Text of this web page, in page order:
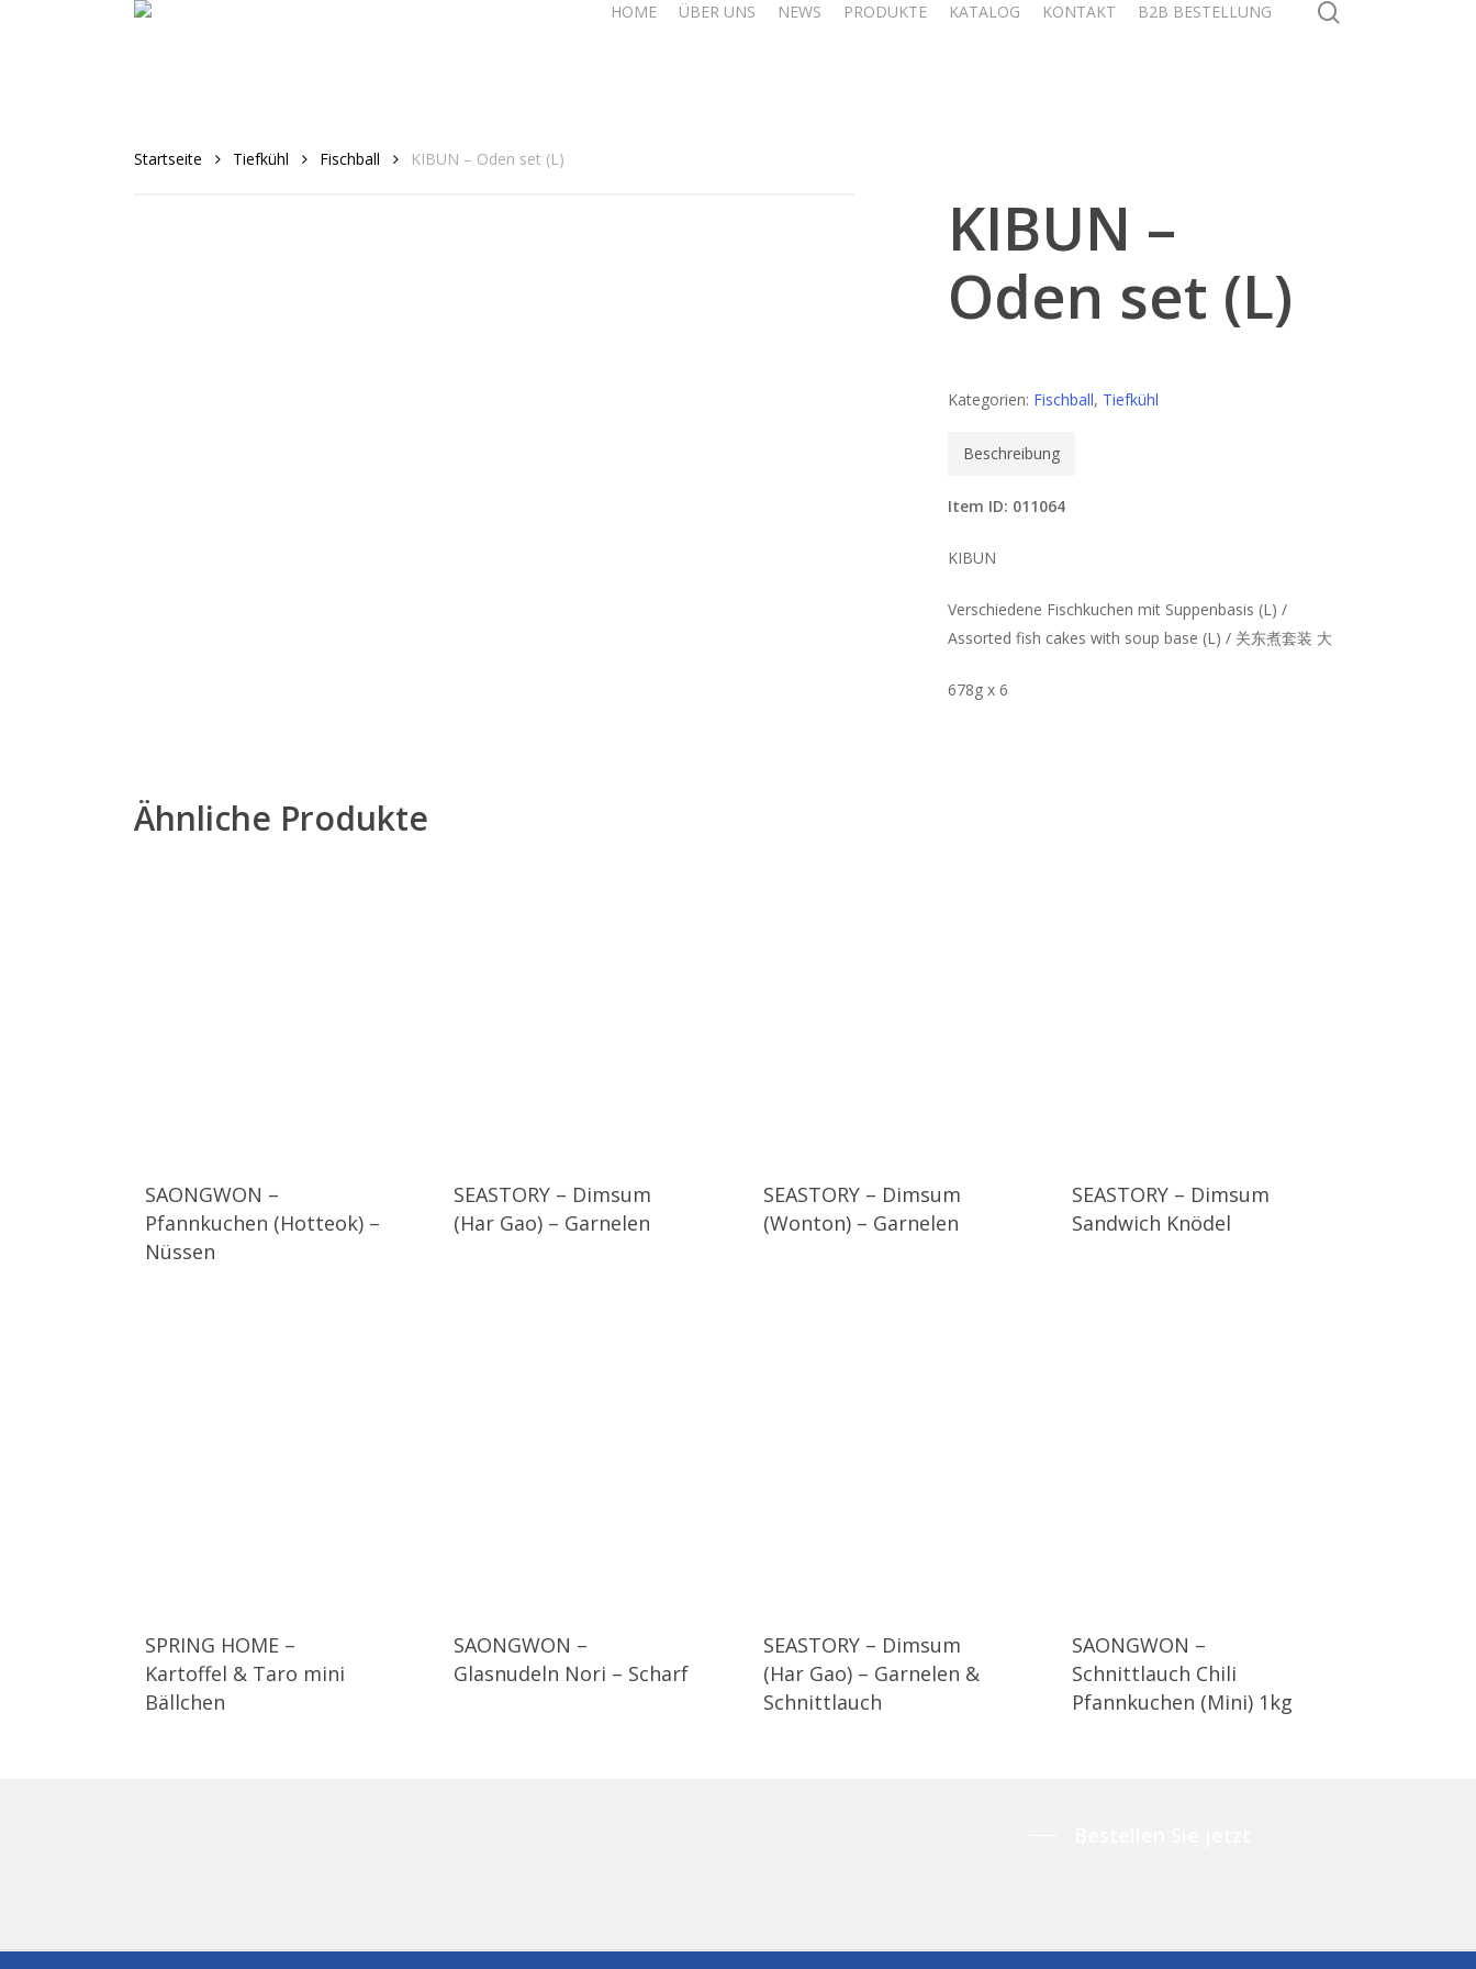
HOME ÜBER UNS NEWS PRODUKTE KATALOG KONTAKT B2B BESTELLUNG
Startseite Tiefkühl Fischball KIBUN – Oden set (L)
KIBUN –
Oden set (L)
Kategorien: Fischball, Tiefkühl
Beschreibung
Item ID: 011064
KIBUN
Verschiedene Fischkuchen mit Suppenbasis (L) /
Assorted fish cakes with soup base (L) / 关东煮套装 大
678g x 6
Ähnliche Produkte
SAONGWON –
Pfannkuchen (Hotteok) –
Nüssen
SEASTORY – Dimsum
(Har Gao) – Garnelen
SEASTORY – Dimsum
(Wonton) – Garnelen
SEASTORY – Dimsum
Sandwich Knödel
SPRING HOME –
Kartoffel & Taro mini
Bällchen
SAONGWON –
Glasnudeln Nori – Scharf
SEASTORY – Dimsum
(Har Gao) – Garnelen &
Schnittlauch
SAONGWON –
Schnittlauch Chili
Pfannkuchen (Mini) 1kg